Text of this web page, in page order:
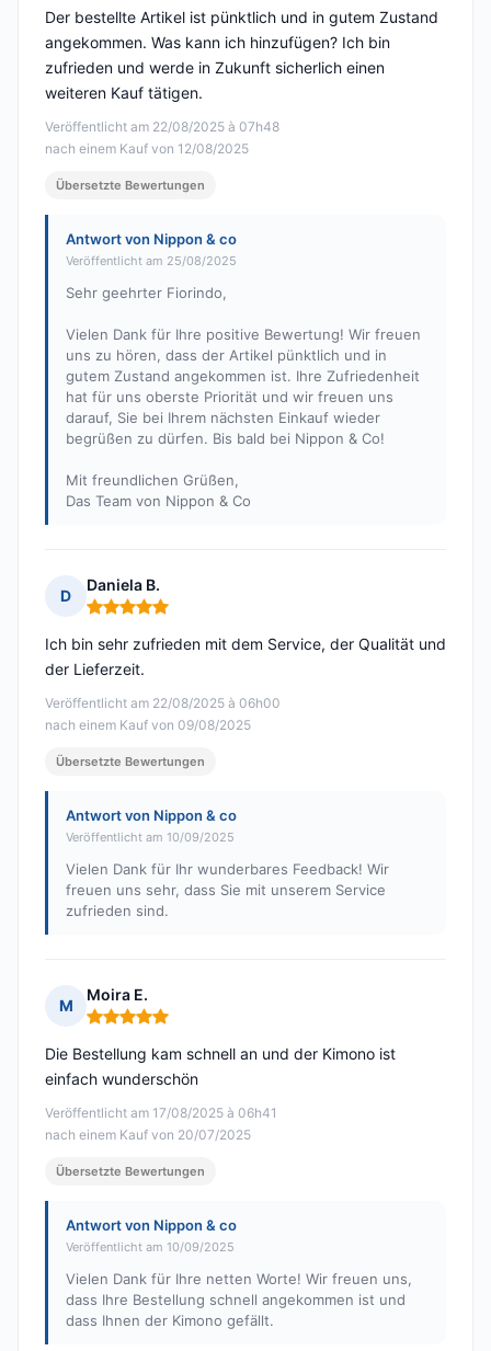
Veröffentlicht am 22/08/2025 à 07h48
nach einem Kauf von 12/08/2025
Der bestellte Artikel ist pünktlich und in gutem Zustand
angekommen. Was kann ich hinzufügen? Ich bin
zufrieden und werde in Zukunft sicherlich einen
weiteren Kauf tätigen.
Übersetzte Bewertungen
Antwort von Nippon & co
Veröffentlicht am 25/08/2025
Sehr geehrter Fiorindo,
Vielen Dank für Ihre positive Bewertung! Wir freuen
uns zu hören, dass der Artikel pünktlich und in
gutem Zustand angekommen ist. Ihre Zufriedenheit
hat für uns oberste Priorität und wir freuen uns
darauf, Sie bei Ihrem nächsten Einkauf wieder
begrüßen zu dürfen. Bis bald bei Nippon & Co!
Mit freundlichen Grüßen,
Das Team von Nippon & Co
D
Daniela B.
Hinweis: 5 von 5
Veröffentlicht am 22/08/2025 à 06h00
nach einem Kauf von 09/08/2025
Ich bin sehr zufrieden mit dem Service, der Qualität und
der Lieferzeit.
Übersetzte Bewertungen
Antwort von Nippon & co
Veröffentlicht am 10/09/2025
Vielen Dank für Ihr wunderbares Feedback! Wir
freuen uns sehr, dass Sie mit unserem Service
zufrieden sind.
M
Moira E.
Hinweis: 5 von 5
Veröffentlicht am 17/08/2025 à 06h41
nach einem Kauf von 20/07/2025
Die Bestellung kam schnell an und der Kimono ist
einfach wunderschön
Übersetzte Bewertungen
Antwort von Nippon & co
Veröffentlicht am 10/09/2025
Vielen Dank für Ihre netten Worte! Wir freuen uns,
dass Ihre Bestellung schnell angekommen ist und
dass Ihnen der Kimono gefällt.